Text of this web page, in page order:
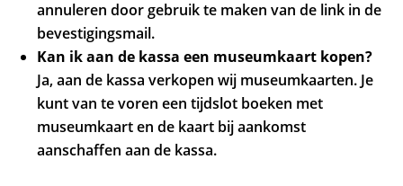
annuleren door gebruik te maken van de link in de
bevestigingsmail.
Kan ik aan de kassa een museumkaart kopen?
Ja, aan de kassa verkopen wij museumkaarten. Je
kunt van te voren een tijdslot boeken met
museumkaart en de kaart bij aankomst
aanschaffen aan de kassa.